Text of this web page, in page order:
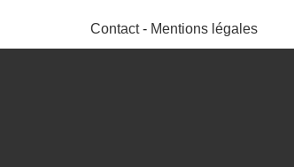
Contact- Mentions légales